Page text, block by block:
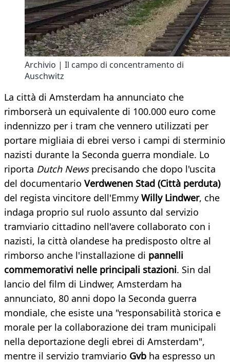
Archivio | Il campo di concentramento di
Auschwitz
La città di Amsterdam ha annunciato che
rimborserà un equivalente di 100.000 euro come
indennizzo per i tram che vennero utilizzati per
portare migliaia di ebrei verso i campi di sterminio
nazisti durante la Seconda guerra mondiale. Lo
riporta Dutch Newsprecisando che dopo l'uscita
del documentario Verdwenen Stad (Città perduta)
del regista vincitore dell'Emmy Willy Lindwer, che
indaga proprio sul ruolo assunto dal servizio
tramviario cittadino nell'avere collaborato con i
nazisti, la città olandese ha predisposto oltre al
rimborso anche l'installazione di pannelli
commemorativi nelle principali stazioni. Sin dal
lancio del film di Lindwer, Amsterdam ha
annunciato, 80 anni dopo la Seconda guerra
mondiale, che esiste una "responsabilità storica e
morale per la collaborazione dei tram municipali
nella deportazione degli ebrei di Amsterdam",
mentre il servizio tramviario Gvb ha espresso un